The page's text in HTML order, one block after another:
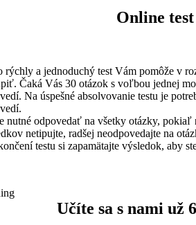
Online test
rýchly a jednoduchý test Vám pomôže v
Čaká Vás 30 otázok s voľbou jednej
Na úspešné absolvovanie testu je
nutné odpovedať na všetky otázky,
netipujte, radšej neodpovedajte na
testu si zapamätajte výsledok, aby
Učíte sa s nami už